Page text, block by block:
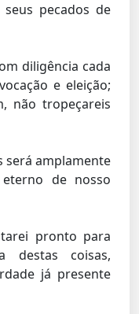
pecados de
diligência cada
e eleição;
não tropeçareis
será amplamente
de nosso
pronto para
destas coisas,
já presente